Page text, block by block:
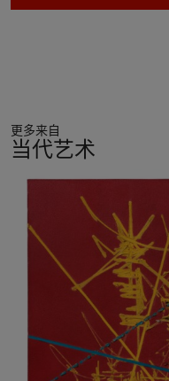
更多来自
当代艺术